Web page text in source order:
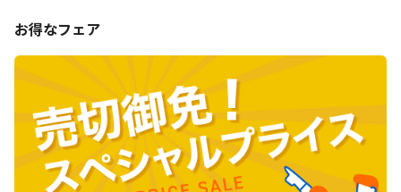
お得なフェア